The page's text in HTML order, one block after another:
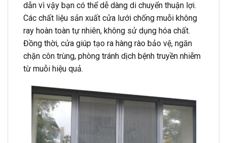
dẫn vì vậy bạn có thể dễ dàng di chuyển thuận lợi.
Các chất liệu sản xuất cửa lưới chống muỗi không
ray hoàn toàn tự nhiên, không sử dụng hóa chất.
Đồng thời, cửa giúp tạo ra hàng rào bảo vệ, ngăn
chặn côn trùng, phòng tránh dịch bệnh truyền nhiễm
từ muỗi hiệu quả.